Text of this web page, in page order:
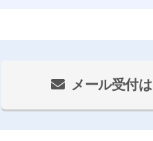
メール受付